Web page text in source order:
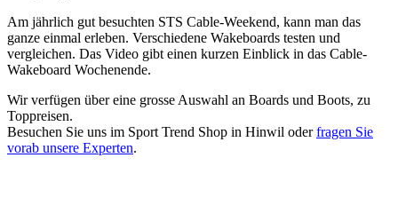
Am jährlich gut besuchten STS Cable-Weekend, kann man das
ganze einmal erleben. Verschiedene Wakeboards testen und
vergleichen. Das Video gibt einen kurzen Einblick in das Cable-
Wakeboard Wochenende.
Wir verfügen über eine grosse Auswahl an Boards und Boots, zu
Toppreisen.
Besuchen Sie uns im Sport Trend Shop in Hinwil oderfragen Sie
vorab unsere Experten.